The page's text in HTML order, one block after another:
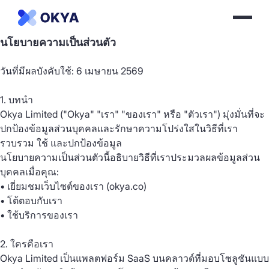
นโยบายความเป็นส่วนตัว
วันที่มีผลบังคับใช้: 6 เมษายน 2569
1. บทนำ
Okya Limited ("Okya" "เรา" "ของเรา" หรือ "ตัวเรา") มุ่งมั่นที่จะ
ปกป้องข้อมูลส่วนบุคคลและรักษาความโปร่งใสในวิธีที่เรา
รวบรวม ใช้ และปกป้องข้อมูล
นโยบายความเป็นส่วนตัวนี้อธิบายวิธีที่เราประมวลผลข้อมูลส่วน
บุคคลเมื่อคุณ:
• เยี่ยมชมเว็บไซต์ของเรา (okya.co)
• โต้ตอบกับเรา
• ใช้บริการของเรา
2. ใครคือเรา
Okya Limited เป็นแพลตฟอร์ม SaaS บนคลาวด์ที่มอบโซลูชันแบบ